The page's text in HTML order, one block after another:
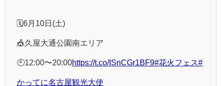
🗓6月10日(土)
🎪久屋大通公園南エリア
🕙12:00〜20:00https://t.co/ISnCGr1BF9#花火フェス#
かってに名古屋観光大使